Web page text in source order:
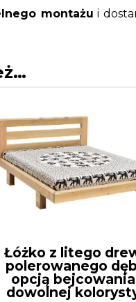
montażu i
Łóżko z litego
polerowanego
opcją
dowolnej